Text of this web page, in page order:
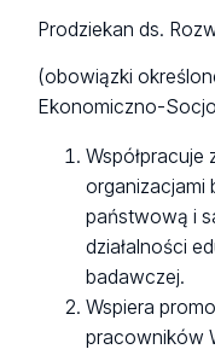
Prodziekan ds.
(obowiązki
Ekonomiczno-
Współpracuje
organizacjami
państwową i
działalności
badawczej.
Wspiera
pracowników